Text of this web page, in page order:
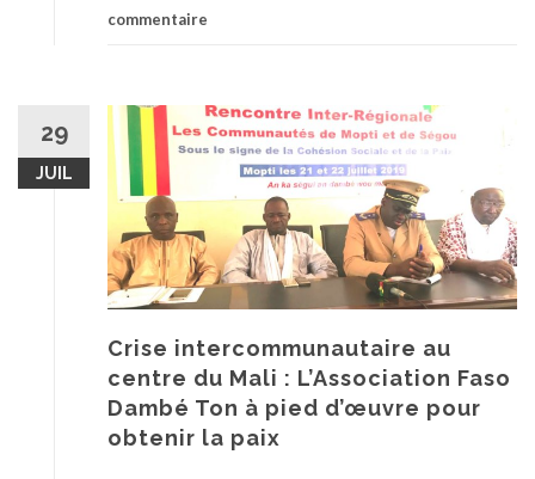
commentaire
29
JUIL
Crise intercommunautaire au
centre du Mali : L’Association Faso
Dambé Ton à pied d’œuvre pour
obtenir la paix